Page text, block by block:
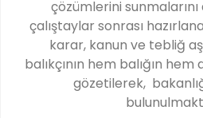
çözümlerini sunmalarını
çalıştaylar sonrası
karar, kanun ve tebliğ
balıkçının hem balığın
gözetilerek,